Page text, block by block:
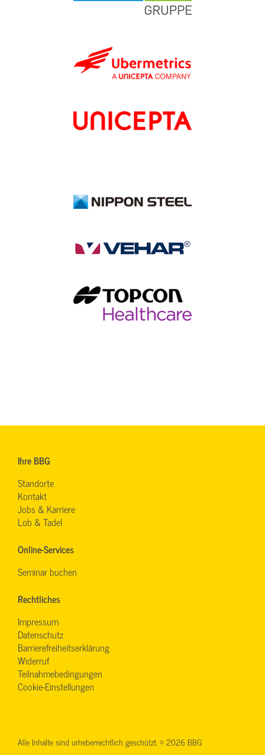
Ihre BBG
Standorte
Kontakt
Jobs & Karriere
Lob & Tadel
Online-Services
Seminar buchen
Rechtliches
Impressum
Datenschutz
Barrierefreiheitserklärung
Widerruf
Teilnahmebedingungen
Cookie-Einstellungen
Alle Inhalte sind urheberrechtlich geschützt. © 2026 BBG